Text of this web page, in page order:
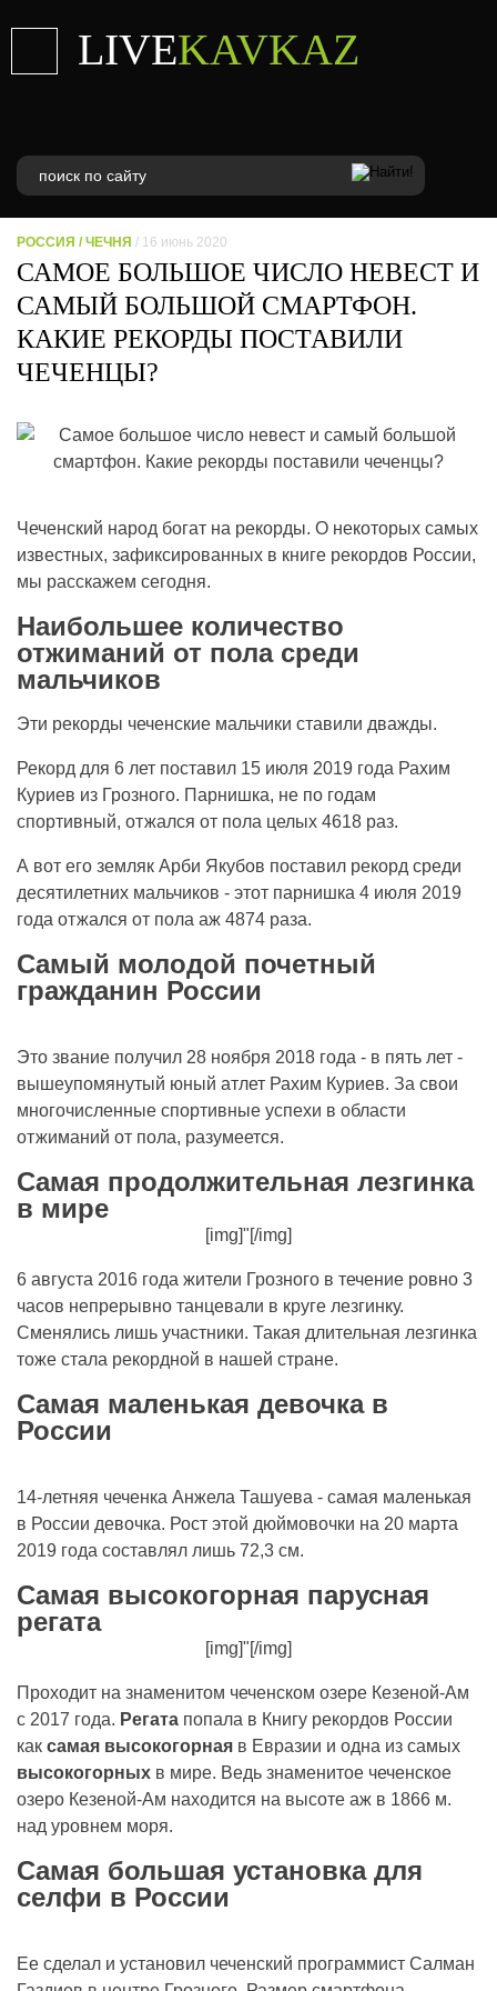
LIVEKAVKAZ
РОССИЯ /ЧЕЧНЯ / 16 июнь 2020
САМОЕ БОЛЬШОЕ ЧИСЛО НЕВЕСТ И
САМЫЙ БОЛЬШОЙ СМАРТФОН.
КАКИЕ РЕКОРДЫ ПОСТАВИЛИ
ЧЕЧЕНЦЫ?
Чеченский народ богат на рекорды. О некоторых самых
известных, зафиксированных в книге рекордов России,
мы расскажем сегодня.
Наибольшее количество
отжиманий от пола среди
мальчиков
Эти рекорды чеченские мальчики ставили дважды.
Рекорд для 6 лет поставил 15 июля 2019 года Рахим
Куриев из Грозного. Парнишка, не по годам
спортивный, отжался от пола целых 4618 раз.
А вот его земляк Арби Якубов поставил рекорд среди
десятилетних мальчиков - этот парнишка 4 июля 2019
года отжался от пола аж 4874 раза.
Самый молодой почетный
гражданин России
Это звание получил 28 ноября 2018 года - в пять лет -
вышеупомянутый юный атлет Рахим Куриев. За свои
многочисленные спортивные успехи в области
отжиманий от пола, разумеется.
Самая продолжительная лезгинка
в мире
[img]"[/img]
6 августа 2016 года жители Грозного в течение ровно 3
часов непрерывно танцевали в круге лезгинку.
Сменялись лишь участники. Такая длительная лезгинка
тоже стала рекордной в нашей стране.
Самая маленькая девочка в
России
14-летняя чеченка Анжела Ташуева - самая маленькая
в России девочка. Рост этой дюймовочки на 20 марта
2019 года составлял лишь 72,3 см.
Самая высокогорная парусная
регата
[img]"[/img]
Проходит на знаменитом чеченском озере Кезеной-Ам
с 2017 года. Регата попала в Книгу рекордов России
как самая высокогорная в Евразии и одна из самых
высокогорных в мире. Ведь знаменитое чеченское
озеро Кезеной-Ам находится на высоте аж в 1866 м.
над уровнем моря.
Самая большая установка для
селфи в России
Ее сделал и установил чеченский программист Салман